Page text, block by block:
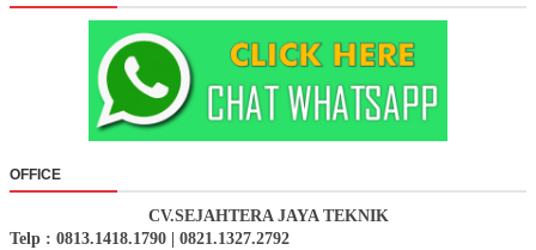
OFFICE
CV.SEJAHTERA JAYA TEKNIK
Telp : 0813.1418.1790 | 0821.1327.2792